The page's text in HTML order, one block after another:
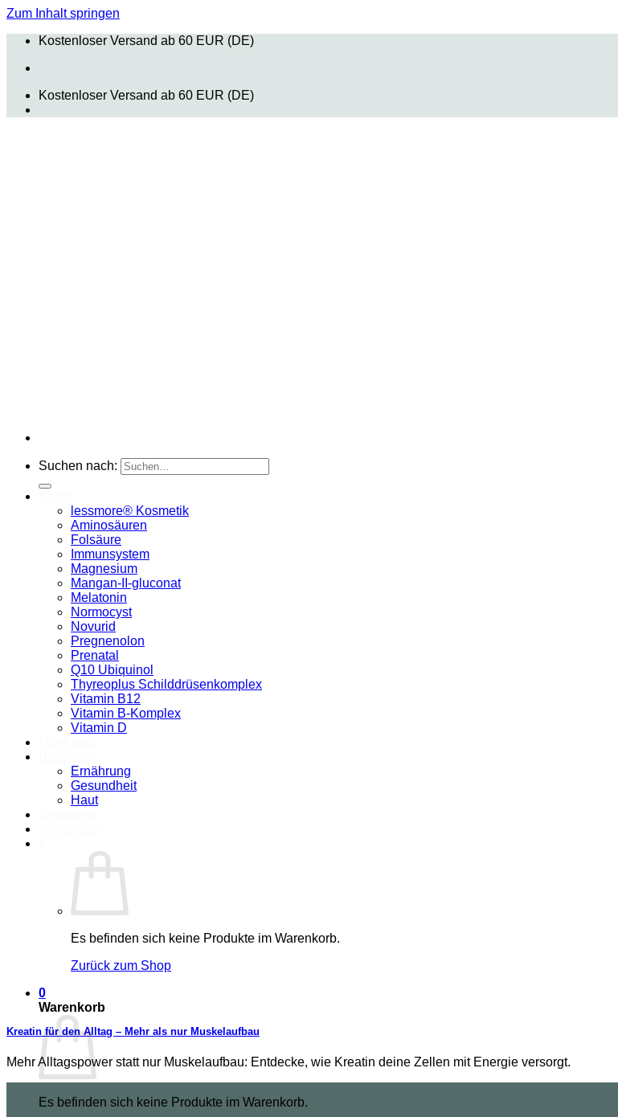
Zum Inhalt springen
Kostenloser Versand ab 60 EUR (DE)
Kostenloser Versand ab 60 EUR (DE)
Suchen nach:
lessmore® Kosmetik
Aminosäuren
Folsäure
Immunsystem
Magnesium
Mangan-II-gluconat
Melatonin
Normocyst
Novurid
Pregnenolon
Prenatal
Q10 Ubiquinol
Thyreoplus Schilddrüsenkomplex
Vitamin B12
Vitamin B-Komplex
Vitamin D
Ernährung
Gesundheit
Haut
Es befinden sich keine Produkte im Warenkorb.
Zurück zum Shop
0
Warenkorb
Es befinden sich keine Produkte im Warenkorb.
Kreatin für den Alltag – Mehr als nur Muskelaufbau
Mehr Alltagspower statt nur Muskelaufbau: Entdecke, wie Kreatin deine Zellen mit Energie versorgt.